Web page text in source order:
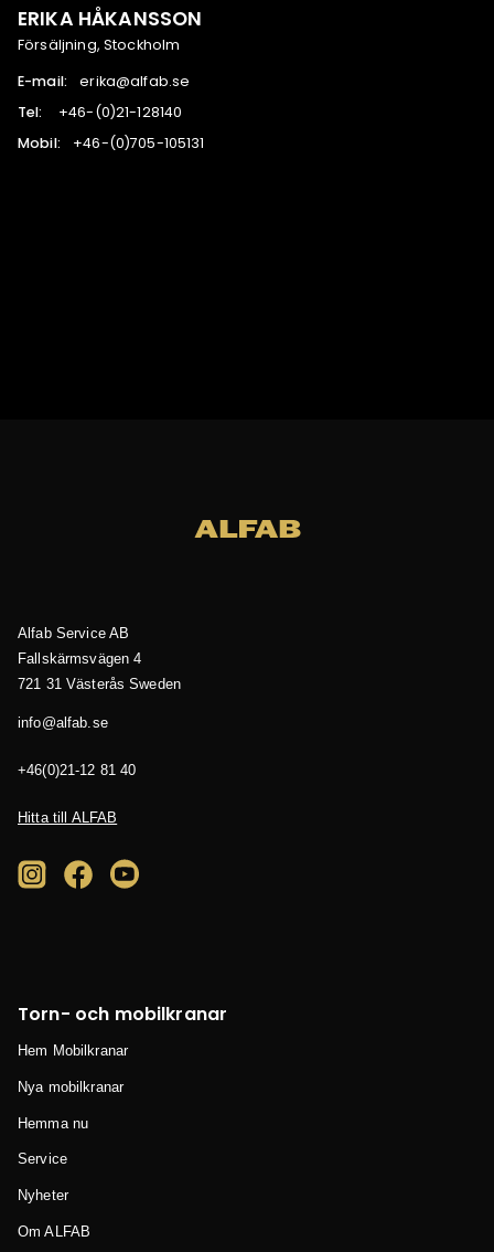
ERIKA HÅKANSSON
Försäljning, Stockholm
E-mail:
es.bafla@akire
Tel:
041821-12(0)-64+
Mobil:
131501-507(0)-64+
Alfab Service AB
Fallskärmsvägen 4
721 31 Västerås Sweden
es.bafla@ofni
04 18 21-12(0)64+
Hitta till ALFAB
Torn- och mobilkranar
Hem Mobilkranar
Nya mobilkranar
Hemma nu
Service
Nyheter
Om ALFAB